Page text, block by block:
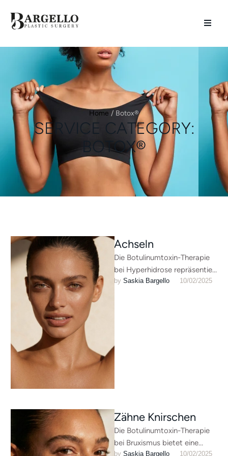
Home / Botox®
SERVICE CATEGORY:
BOTOX®
Achseln
Die Botulinumtoxin-Therapie
bei Hyperhidrose repräsentiert
einen evidenzbasierten
by Saskia Bargello 10/02/2025
Zähne Knirschen
Die Botulinumtoxin-Therapie
bei Bruxismus bietet eine
by Saskia Bargello 10/02/2025